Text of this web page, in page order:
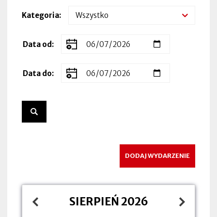
Kategoria
Zakres
dat
Data od
Data do
DODAJ WYDARZENIE
SIERPIEŃ 2026